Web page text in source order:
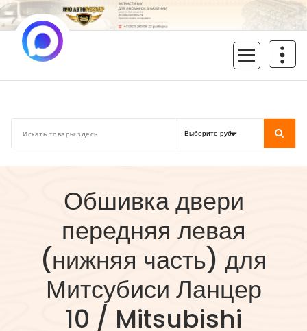
Перейти
к
содержимому
Обшивка двери
передняя левая
(нижняя часть) для
Митсубиси Ланцер
10 / Mitsubishi